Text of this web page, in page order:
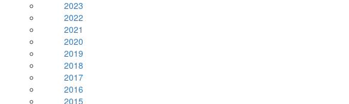
2023
2022
2021
2020
2019
2018
2017
2016
2015